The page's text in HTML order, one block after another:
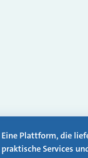
Eine Plattform, die
praktische Services